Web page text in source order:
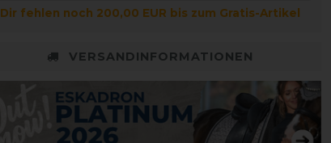
Dir fehlen noch 200,00 EUR bis zum Gratis-Artikel
VERSANDINFORMATIONEN